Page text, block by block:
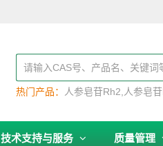
热门产品： 人参皂苷Rh2 人参皂
技术支持与服务 质量管理